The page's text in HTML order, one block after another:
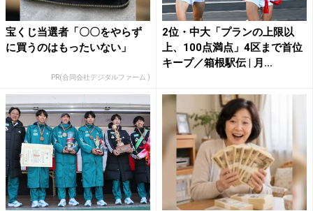
宝くじ当選者「〇〇をやらず
に買うのはもったいない」
PR(合同会社デジタルファーム )
2位・中大「プランの上限以
上、100点満点」4区まで首位
キープ／箱根駅伝 | 月...